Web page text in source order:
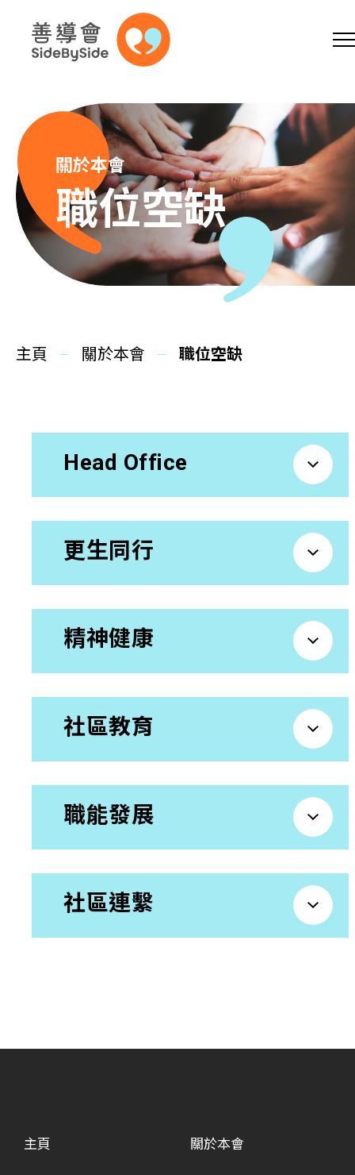
跳到內容（按回車鍵）
A A A EN 繁 简
主頁
同你講故事
其他活動及消息
關於本會
善導會刊物
招標通告
關於本會
職位空缺
主頁 關於本會 職位空缺
Head Office
更生同行
精神健康
社區教育
職能發展
社區連繫
主頁 關於本會